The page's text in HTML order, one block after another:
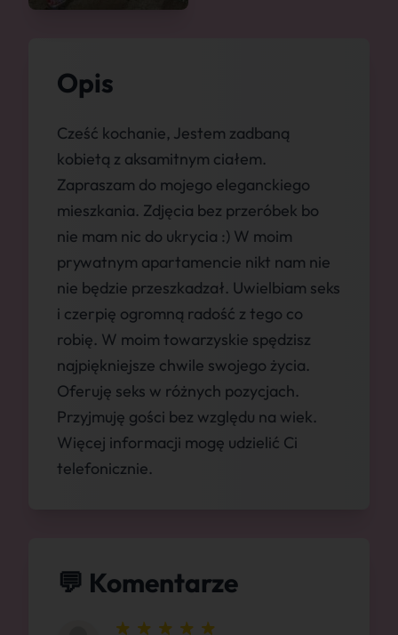
Opis
Cześć kochanie, Jestem zadbaną
kobietą z aksamitnym ciałem.
Zapraszam do mojego eleganckiego
mieszkania. Zdjęcia bez przeróbek bo
nie mam nic do ukrycia :) W moim
prywatnym apartamencie nikt nam nie
nie będzie przeszkadzał. Uwielbiam seks
i czerpię ogromną radość z tego co
robię. W moim towarzyskie spędzisz
najpiękniejsze chwile swojego życia.
Oferuję seks w różnych pozycjach.
Przyjmuję gości bez względu na wiek.
Więcej informacji mogę udzielić Ci
telefonicznie.
💬 Komentarze